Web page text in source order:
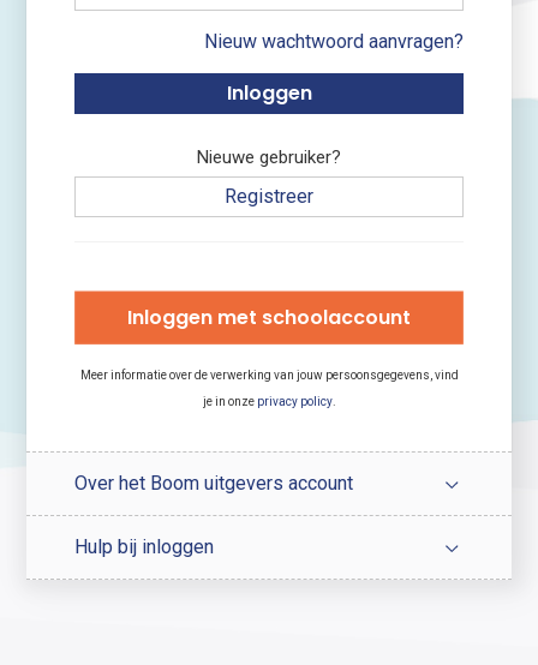
Nieuw wachtwoord aanvragen?
Nieuwe gebruiker?
Registreer
Inloggen met schoolaccount
Meer informatie over de verwerking van jouw persoonsgegevens, vind
je in onze privacy policy.
Over het Boom uitgevers account
Hulp bij inloggen